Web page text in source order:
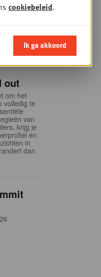
aan de
toeval!
out
om het
volledig te
van
krijg je
en
in
dan
cookiebeleid.
Ik ga akkoord